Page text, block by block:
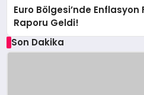
Euro Bölgesi’nde Enflasyon
Raporu Geldi!
Son Dakika